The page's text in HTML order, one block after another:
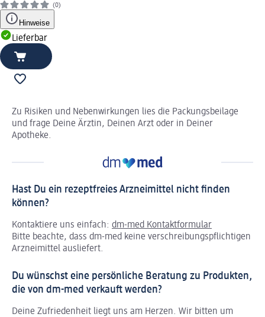
(0)
Hinweise
Lieferbar
Zu Risiken und Nebenwirkungen lies die Packungsbeilage
und frage Deine Ärztin, Deinen Arzt oder in Deiner
Apotheke.
Hast Du ein rezeptfreies Arzneimittel nicht finden
können?
Kontaktiere uns einfach: dm-med Kontaktformular
Bitte beachte, dass dm-med keine verschreibungspflichtigen
Arzneimittel ausliefert.
Du wünschst eine persönliche Beratung zu Produkten,
die von dm-med verkauft werden?
Deine Zufriedenheit liegt uns am Herzen. Wir bitten um